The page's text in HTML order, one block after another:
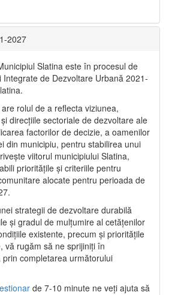
2027
Slatina este în procesul de
de Dezvoltare Urbană 2021‐
rolul de a reflecta viziunea,
direcțiile sectoriale de dezvoltare ale
factorilor de decizie, a oamenilor
din municipiu, pentru stabilirea unui
viitorul municipiului Slatina,
prioritățile și criteriile pentru
alocate pentru perioada de
strategii de dezvoltare durabilă
și gradul de mulțumire al cetățenilor
existente, precum și prioritățile
vă rugăm să ne sprijiniți în
completarea următorului
de 7-10 minute ne veți ajuta să